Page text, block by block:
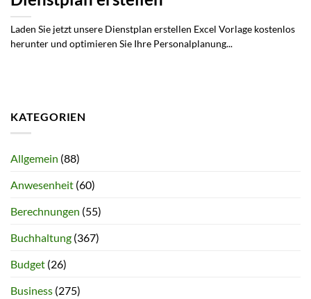
Laden Sie jetzt unsere Dienstplan erstellen Excel Vorlage kostenlos
herunter und optimieren Sie Ihre Personalplanung...
KATEGORIEN
Allgemein (88)
Anwesenheit (60)
Berechnungen (55)
Buchhaltung (367)
Budget (26)
Business (275)